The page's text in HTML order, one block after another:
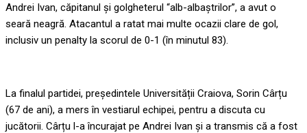
Andrei Ivan, căpitanul și golgheterul “alb-albaștrilor”, a avut o
seară neagră. Atacantul a ratat mai multe ocazii clare de gol,
inclusiv un penalty la scorul de 0-1 (în minutul 83).
La finalul partidei, președintele Universității Craiova, Sorin Cârțu
(67 de ani), a mers în vestiarul echipei, pentru a discuta cu
jucătorii. Cârțu l-a încurajat pe Andrei Ivan și a transmis că a fost